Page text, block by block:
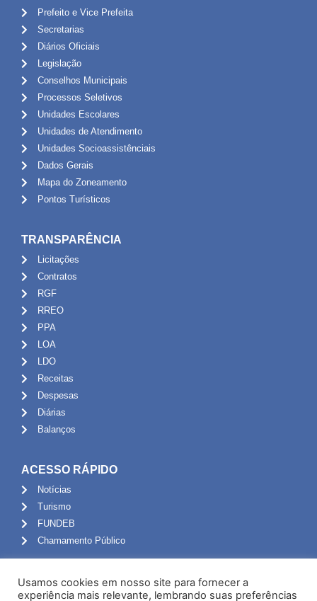
Prefeito e Vice Prefeita
Secretarias
Diários Oficiais
Legislação
Conselhos Municipais
Processos Seletivos
Unidades Escolares
Unidades de Atendimento
Unidades Socioassistênciais
Dados Gerais
Mapa do Zoneamento
Pontos Turísticos
TRANSPARÊNCIA
Licitações
Contratos
RGF
RREO
PPA
LOA
LDO
Receitas
Despesas
Diárias
Balanços
ACESSO RÁPIDO
Notícias
Turismo
FUNDEB
Chamamento Público
Portal do Servidor
Usamos cookies em nosso site para fornecer a
experiência mais relevante, lembrando suas preferências